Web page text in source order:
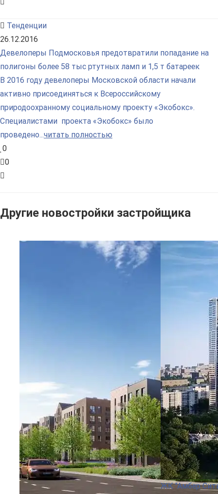
Тенденции
26.12.2016
Девелоперы Подмосковья предотвратили попадание на
полигоны более 58 тыс ртутных ламп и 1,5 т батареек
В 2016 году девелоперы Московской области начали
активно присоединяться к Всероссийскому
природоохранному социальному проекту «Экобокс».
Специалистами проекта «Экобокс» было
проведено...читать полностью
0
0
Другие новостройки застройщика
ЖК "Амбер